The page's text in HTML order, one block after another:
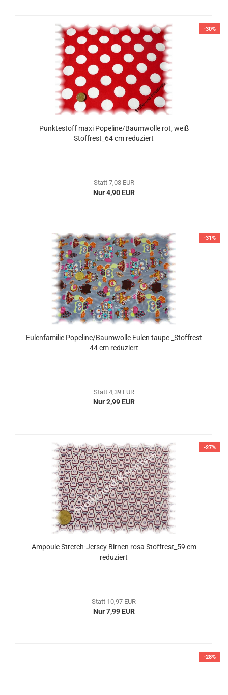
-30%
Punktestoff maxi Popeline/Baumwolle rot, weiß
Stoffrest_64 cm reduziert
Statt 7,03 EUR
Nur 4,90 EUR
-31%
Eulenfamilie Popeline/Baumwolle Eulen taupe _Stoffrest
44 cm reduziert
Statt 4,39 EUR
Nur 2,99 EUR
-27%
Ampoule Stretch-Jersey Birnen rosa Stoffrest_59 cm
reduziert
Statt 10,97 EUR
Nur 7,99 EUR
-28%